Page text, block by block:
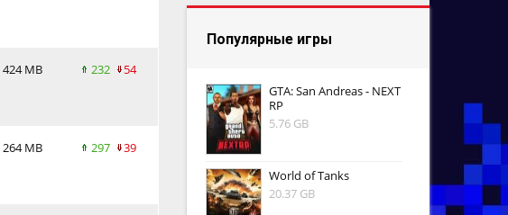
424 MB 232 54
264 MB 297 39
Популярные игры
GTA: San Andreas - NEXT
RP
5.76 GB
World of Tanks
20.37 GB